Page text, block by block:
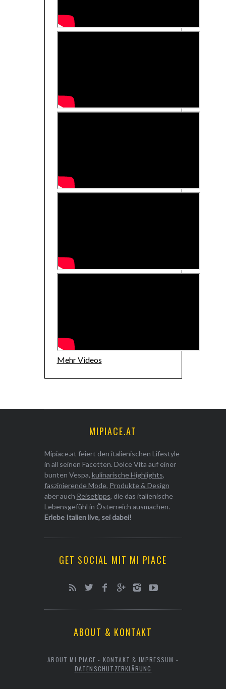
Mehr Videos
MIPIACE.AT
Mipiace.at feiert den italienischen Lifestyle
in all seinen Facetten. Dolce Vita auf einer
bunten Vespa, kulinarische Highlights,
faszinierende Mode, Produkte & Design
aber auch Reisetipps, die das italienische
Lebensgefühl in Österreich ausmachen.
Erlebe Italien live, sei dabei!
GET SOCIAL MIT MI PIACE
ABOUT & KONTAKT
ABOUT MI PIACE - KONTAKT & IMPRESSUM -
DATENSCHUTZERKLÄRUNG